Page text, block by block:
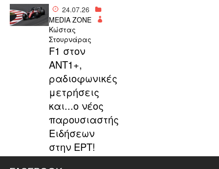
24.07.26
MEDIA ZONE
Κώστας
Στουρνάρας
F1 στον
ΑΝΤ1+,
ραδιοφωνικές
μετρήσεις
και...ο νέος
παρουσιαστής
Ειδήσεων
στην ΕΡΤ!